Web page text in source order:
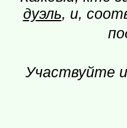
дуэль, и,
Участвуйте